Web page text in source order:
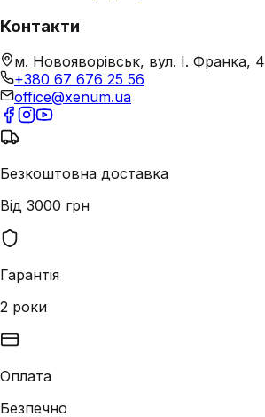
Контакти
м. Новояворівськ, вул. І. Франка, 4
+380 67 676 25 56
office@xenum.ua
Безкоштовна доставка
Від 3000 грн
Гарантія
2 роки
Оплата
Безпечно